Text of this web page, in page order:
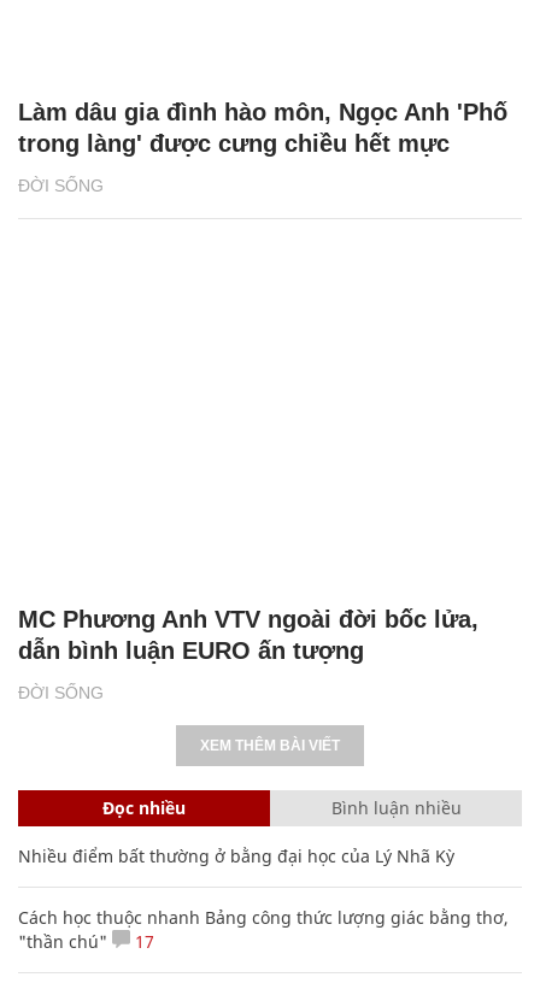
ĐỜI SỐNG
Làm dâu gia đình hào môn, Ngọc Anh 'Phố
trong làng' được cưng chiều hết mực
ĐỜI SỐNG
MC Phương Anh VTV ngoài đời bốc lửa,
dẫn bình luận EURO ấn tượng
XEM THÊM BÀI VIẾT
Đọc nhiều Bình luận nhiều
Nhiều điểm bất thường ở bằng đại học của Lý Nhã Kỳ
Cách học thuộc nhanh Bảng công thức lượng giác bằng thơ,
"thần chú"
17